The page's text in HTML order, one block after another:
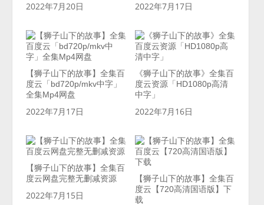
2022年7月20日 2022年7月17日
【狮子山下的故事】全集百
度云「bd720p/mkv中字」
全集Mp4网盘
2022年7月17日
《狮子山下的故事》全集百
度云资源「HD1080p高清
中字」
2022年7月16日
【狮子山下的故事】全集百
度云网盘完整无删减资源
2022年7月15日
【狮子山下的故事】全集百
度云【720高清国语版】下
载